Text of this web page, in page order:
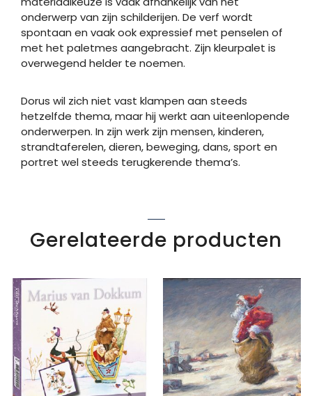
onderwerp van zijn schilderijen. De verf wordt
spontaan en vaak ook expressief met penselen of
met het paletmes aangebracht. Zijn kleurpalet is
overwegend helder te noemen.
Dorus wil zich niet vast klampen aan steeds
hetzelfde thema, maar hij werkt aan uiteenlopende
onderwerpen. In zijn werk zijn mensen, kinderen,
strandtaferelen, dieren, beweging, dans, sport en
portret wel steeds terugkerende thema’s.
Gerelateerde producten